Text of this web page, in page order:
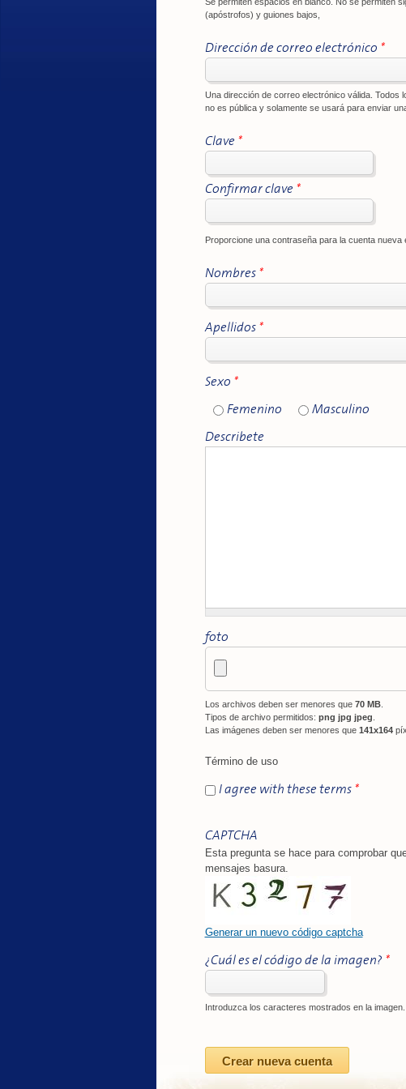
(apóstrofos) y guiones bajos,
Dirección de correo electrónico *
Una dirección de correo electrónico válida.
no es pública y solamente se usará para enviar
Clave *
Confirmar clave *
Proporcione una contraseña para la cuenta nueva
Nombres *
Apellidos *
Sexo *
Femenino
Masculino
Describete
foto
Los archivos deben ser menores que 70 MB.
Tipos de archivo permitidos: png jpg jpeg
Las imágenes deben ser menores que 141x164
Término de uso
I agree with these terms *
CAPTCHA
Esta pregunta se hace para comprobar
mensajes basura.
Generar un nuevo código captcha
¿Cuál es el código de la imagen? *
Introduzca los caracteres mostrados en la imagen.